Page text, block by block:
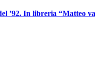
’92. In libreria “Matteo